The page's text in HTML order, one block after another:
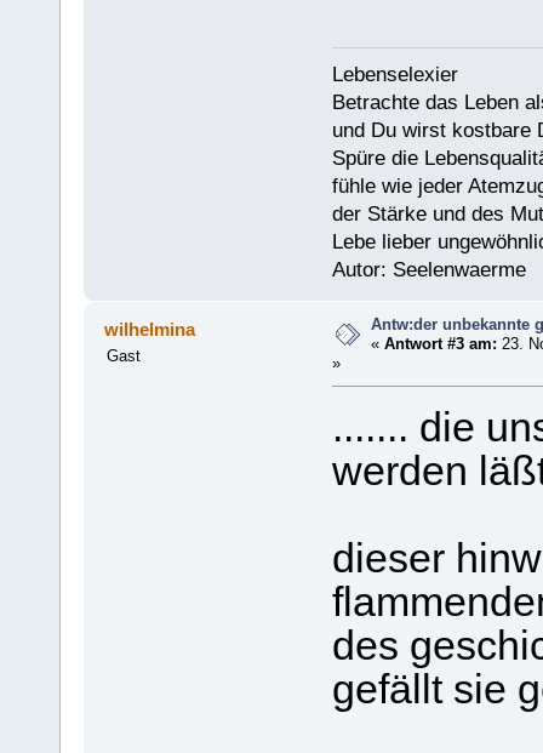
Lebenselexier
Betrachte das Leben
und Du wirst kostbare
Spüre die
fühle wie jeder
der Stärke und des
Lebe lieber
Autor: Seelenwaerme
wilhelmina
Gast
Antw:der unbekannte
«Antwort #3 am: 23.
»
....... die
werden
dieser
des
gefällt sie